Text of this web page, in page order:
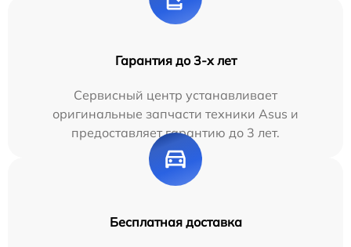
Гарантия до 3-х лет
Сервисный центр устанавливает
оригинальные запчасти техники Asus и
предоставляет гарантию до 3 лет.
Бесплатная доставка